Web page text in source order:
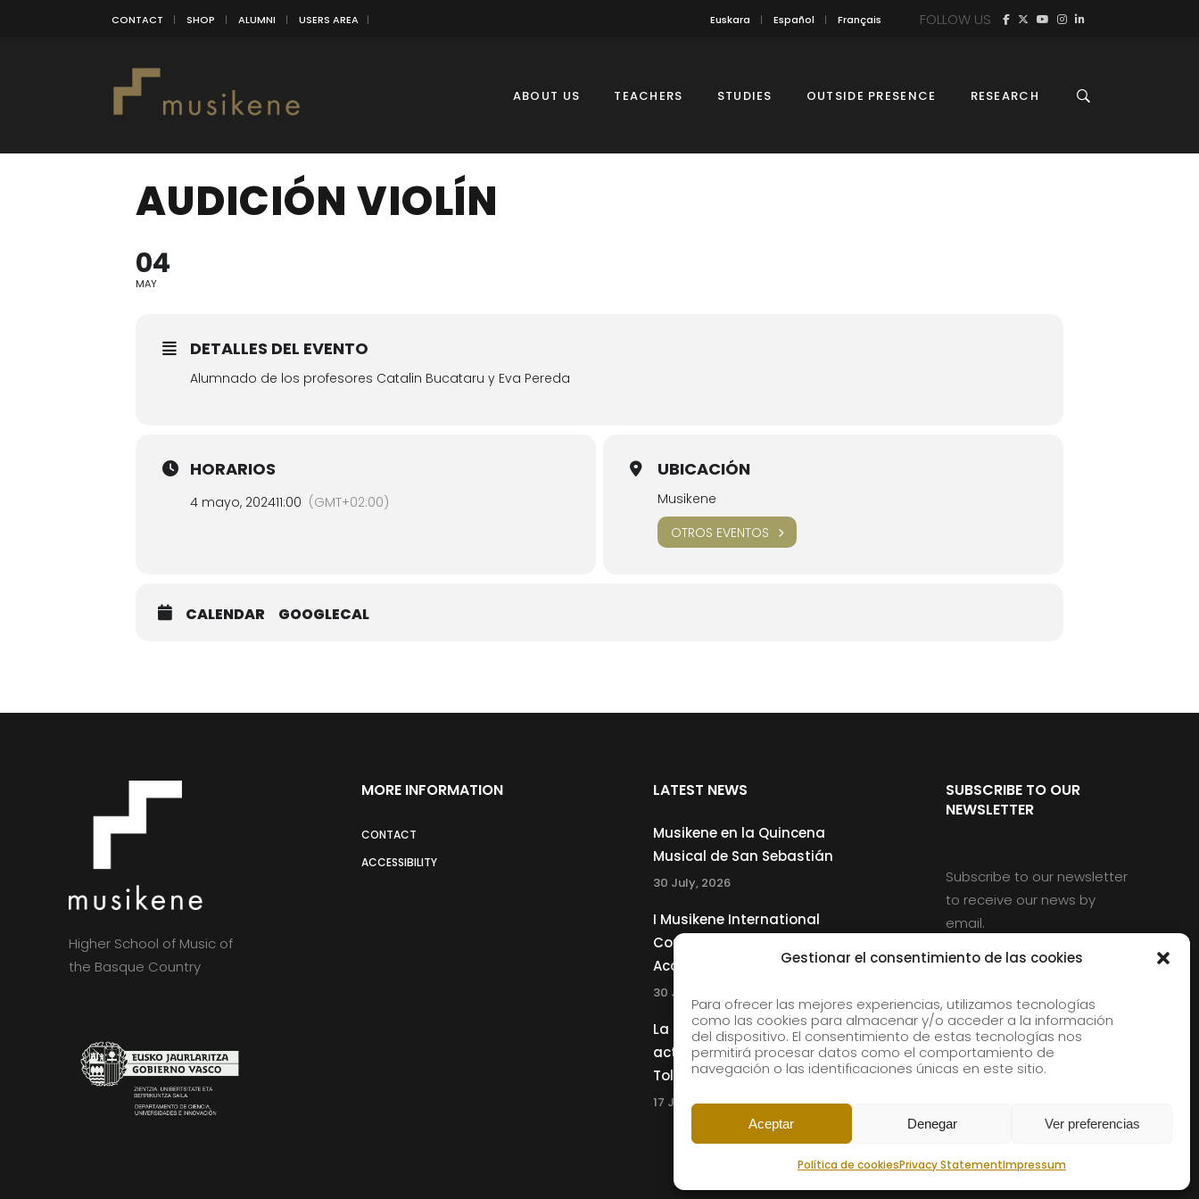
Gestionar el consentimiento de las cookies
Para ofrecer las mejores experiencias, utilizamos tecnologías
como las cookies para almacenar y/o acceder a la información
del dispositivo. El consentimiento de estas tecnologías nos
permitirá procesar datos como el comportamiento de
navegación o las identificaciones únicas en este sitio.
Aceptar Denegar Ver preferencias
Política de cookiesPrivacy StatementImpressum
CONTACT SHOP ALUMNI USERS AREA Euskara Español Français FOLLOW US
ABOUT US TEACHERS STUDIES OUTSIDE PRESENCE RESEARCH
AUDICIÓN VIOLÍN
04
MAY
DETALLES DEL EVENTO
Alumnado de los profesores Catalin Bucataru y Eva Pereda
HORARIOS
4 mayo, 202411:00 (GMT+02:00)
UBICACIÓN
Musikene
OTROS EVENTOS
CALENDAR GOOGLECAL
Higher School of Music of
the Basque Country
MORE INFORMATION
CONTACT
ACCESSIBILITY
LATEST NEWS
Musikene en la Quincena
Musical de San Sebastián
30 July, 2026
I Musikene International
Competition for Young
Accordionists
30 July, 2026
La Musikene Big Band
actuará junto a Charles
Tolliver en el 61 Jazzaldia
17 July, 2026
SUBSCRIBE TO OUR
NEWSLETTER
Subscribe to our newsletter
to receive our news by
email.